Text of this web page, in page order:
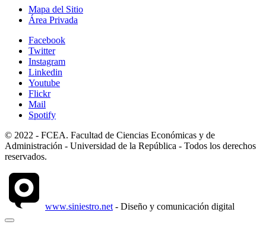
Mapa del Sitio
Área Privada
Facebook
Twitter
Instagram
Linkedin
Youtube
Flickr
Mail
Spotify
© 2022 - FCEA. Facultad de Ciencias Económicas y de
Administración - Universidad de la República - Todos los derechos
reservados.
www.siniestro.net - Diseño y comunicación digital